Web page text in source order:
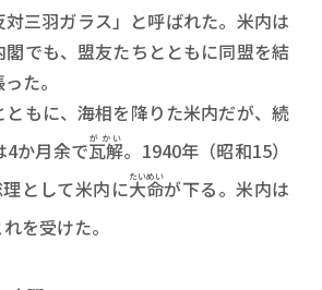
三羽ガラス」と呼ばれた。米内は
でも、盟友たちとともに同盟を結
た。
もに、海相を降りた米内だが、続
4か月余で瓦解
がかい 。1940年（昭和15）
として米内に大命
たいめいが下る。米内は
を受けた。